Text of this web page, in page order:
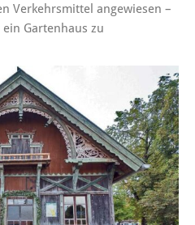
Verkehrsmittel angewiesen –
Gartenhaus zu